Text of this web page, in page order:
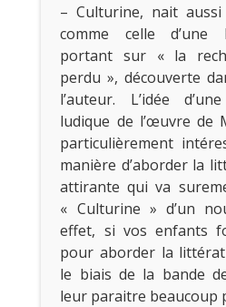
– Culturine, nait aussi
comme celle d’une
portant sur « la
perdu », découverte
l’auteur. L’idée
ludique de l’œuvre de
particulièrement
manière d’aborder la
attirante qui va
« Culturine » d’un
effet, si vos enfants
pour aborder la
le biais de la bande
leur paraitre beaucoup